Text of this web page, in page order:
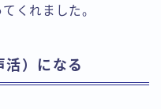
くれました。
）になる